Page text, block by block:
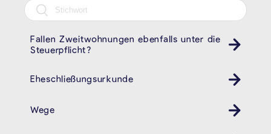
Fallen Zweitwohnungen ebenfalls unter die
Steuerpflicht?
Eheschließungsurkunde
Wege